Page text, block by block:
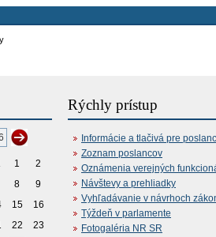
1
2
8
9
15
16
22
23
Rýchly prístup
Informácie a tlačivá pre
Zoznam poslancov
Oznámenia verejných
Návštevy a prehliadky
Vyhľadávanie v návrhoch
Týždeň v parlamente
Fotogaléria NR SR